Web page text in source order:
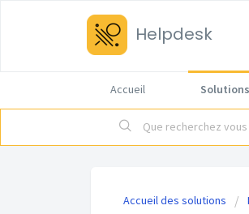
Helpdesk
Accueil Solutions
Accueil des solutions